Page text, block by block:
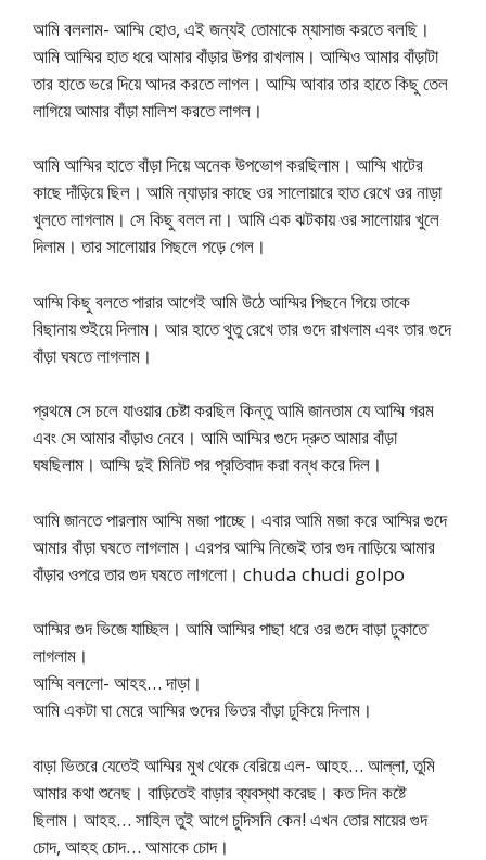
আমি বললাম- আম্মি হোও, এই জন্যই তোমাকে ম্যাসাজ করতে বলছি।
আমি আম্মির হাত ধরে আমার বাঁড়ার উপর রাখলাম। আম্মিও আমার বাঁড়াটা
তার হাতে ভরে দিয়ে আদর করতে লাগল। আম্মি আবার তার হাতে কিছু তেল
লাগিয়ে আমার বাঁড়া মালিশ করতে লাগল।
আমি আম্মির হাতে বাঁড়া দিয়ে অনেক উপভোগ করছিলাম। আম্মি খাটের
কাছে দাঁড়িয়ে ছিল। আমি ন্যাড়ার কাছে ওর সালোয়ারে হাত রেখে ওর নাড়া
খুলতে লাগলাম। সে কিছু বলল না। আমি এক ঝটকায় ওর সালোয়ার খুলে
দিলাম। তার সালোয়ার পিছলে পড়ে গেল।
আম্মি কিছু বলতে পারার আগেই আমি উঠে আম্মির পিছনে গিয়ে তাকে
বিছানায় শুইয়ে দিলাম। আর হাতে থুতু রেখে তার গুদে রাখলাম এবং তার গুদে
বাঁড়া ঘষতে লাগলাম।
প্রথমে সে চলে যাওয়ার চেষ্টা করছিল কিন্তু আমি জানতাম যে আম্মি গরম
এবং সে আমার বাঁড়াও নেবে। আমি আম্মির গুদে দ্রুত আমার বাঁড়া
ঘষছিলাম। আম্মি দুই মিনিট পর প্রতিবাদ করা বন্ধ করে দিল।
আমি জানতে পারলাম আম্মি মজা পাচ্ছে। এবার আমি মজা করে আম্মির গুদে
আমার বাঁড়া ঘষতে লাগলাম। এরপর আম্মি নিজেই তার গুদ নাড়িয়ে আমার
বাঁড়ার ওপরে তার গুদ ঘষতে লাগলো। chuda chudi golpo
আম্মির গুদ ভিজে যাচ্ছিল। আমি আম্মির পাছা ধরে ওর গুদে বাড়া ঢুকাতে
লাগলাম।
আম্মি বললো- আহহ… দাড়া।
আমি একটা ঘা মেরে আম্মির গুদের ভিতর বাঁড়া ঢুকিয়ে দিলাম।
বাড়া ভিতরে যেতেই আম্মির মুখ থেকে বেরিয়ে এল- আহহ… আল্লা, তুমি
আমার কথা শুনেছ। বাড়িতেই বাড়ার ব্যবস্থা করেছ। কত দিন কষ্টে
ছিলাম। আহহ… সাহিল তুই আগে চুদিসনি কেন! এখন তোর মায়ের গুদ
চোদ, আহহ চোদ… আমাকে চোদ।